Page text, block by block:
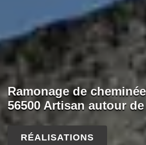
Ramonage de
56500 Artisan autour
RÉALISATIONS